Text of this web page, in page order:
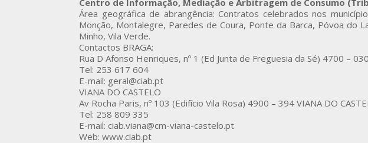
Centro de Informação, Mediação e Arbitragem de Consumo
Área geográfica de abrangência: Contratos celebrados nos
Monção, Montalegre, Paredes de Coura, Ponte da Barca, Póvoa do
Minho, Vila Verde.
Contactos BRAGA:
Rua D Afonso Henriques, nº 1 (Ed Junta de Freguesia da Sé) 4700 –
Tel: 253 617 604
E-mail: geral@ciab.pt
VIANA DO CASTELO
Av Rocha Paris, nº 103 (Edifício Vila Rosa) 4900 – 394 VIANA DO
Tel: 258 809 335
E-mail: ciab.viana@cm-viana-castelo.pt
Web: www.ciab.pt